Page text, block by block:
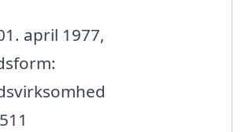
april 1977,